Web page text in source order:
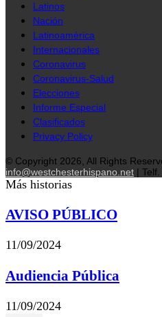
Latinos
Nación
Latinoamérica
Internacionales
Coronavirus
Coronavirus-Salud
Elecciones
Informe Especial
Clasificados
Privacy Policy
© Copyright 2026, All Rights
info@westchesterhispano.net | Telf.
Más historias
AVISO PÚBLICO
11/09/2024
Audiencia Pública
11/09/2024